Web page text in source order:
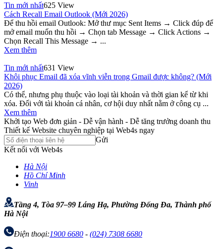
Tin mới nhất625 View
Cách Recall Email Outlook (Mới 2026)
Để thu hồi email Outlook: Mở thư mục Sent Items → Click đúp để
mở email muốn thu hồi → Chọn tab Message → Click Actions →
Chọn Recall This Message → ...
Xem thêm
Tin mới nhất631 View
Khôi phục Email đã xóa vĩnh viễn trong Gmail được không? (Mới
2026)
Có thể, nhưng phụ thuộc vào loại tài khoản và thời gian kể từ khi
xóa. Đối với tài khoản cá nhân, cơ hội duy nhất nằm ở công cụ ...
Xem thêm
Khởi tạo Web đơn giản - Dễ vận hành - Dễ tăng trưởng doanh thu
Thiết kế Website chuyên nghiệp tại Web4s ngay
Gửi
Kết nối với Web4s
Hà Nội
Hồ Chí Minh
Vinh
Tầng 4, Tòa 97–99 Láng Hạ, Phường Đống Đa, Thành phố
Hà Nội
Điện thoại:1900 6680 - (024) 7308 6680